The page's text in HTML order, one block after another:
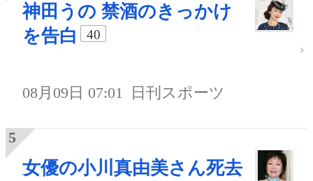
神田うの 禁酒のきっかけ
を告白
40
08月09日 07:01 日刊スポーツ
女優の小川真由美さん死去